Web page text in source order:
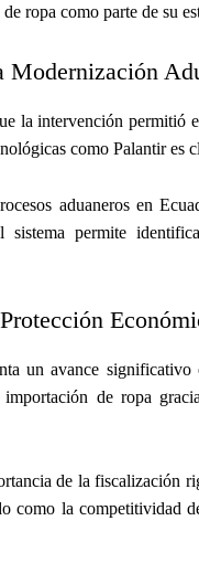
ropa como parte de su
Modernización
la intervención permitió
como Palantir es
aduaneros en
sistema permite
un avance
de ropa
de la fiscalización
como la competitividad